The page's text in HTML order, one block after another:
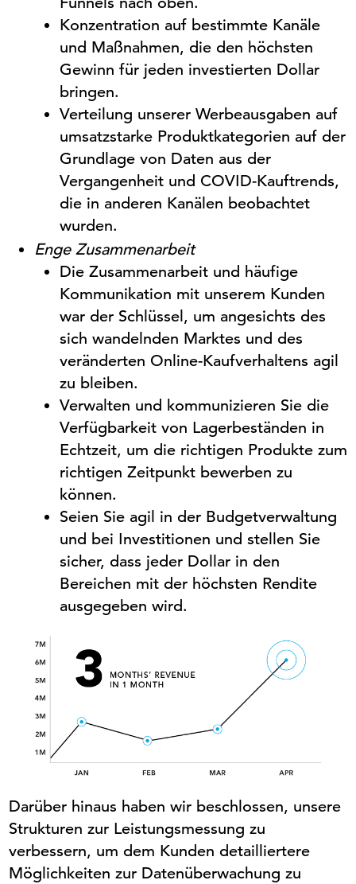
Konzentration auf bestimmte Kanäle
und Maßnahmen, die den höchsten
Gewinn für jeden investierten Dollar
bringen.
Verteilung unserer Werbeausgaben auf
umsatzstarke Produktkategorien auf der
Grundlage von Daten aus der
Vergangenheit und COVID-Kauftrends,
die in anderen Kanälen beobachtet
wurden.
Enge Zusammenarbeit
Die Zusammenarbeit und häufige
Kommunikation mit unserem Kunden
war der Schlüssel, um angesichts des
sich wandelnden Marktes und des
veränderten Online-Kaufverhaltens agil
zu bleiben.
Verwalten und kommunizieren Sie die
Verfügbarkeit von Lagerbeständen in
Echtzeit, um die richtigen Produkte zum
richtigen Zeitpunkt bewerben zu
können.
Seien Sie agil in der Budgetverwaltung
und bei Investitionen und stellen Sie
sicher, dass jeder Dollar in den
Bereichen mit der höchsten Rendite
ausgegeben wird.
Darüber hinaus haben wir beschlossen, unsere
Strukturen zur Leistungsmessung zu
verbessern, um dem Kunden detailliertere
Möglichkeiten zur Datenüberwachung zu